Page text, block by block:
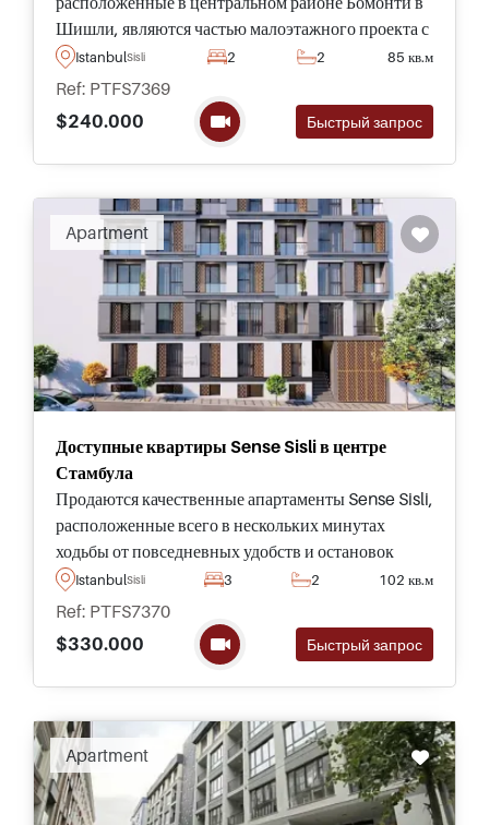
Шишли, являются частью малоэтажного проекта с
социальными объектами внутри и окружены
повседневными удобствами, транспортом и
развлечениями.
IstanbulSisli 2 2 85 кв.м
Ref: PTFS7369
$240.000
Быстрый запрос
Apartment
Доступные квартиры Sense Sisli в центре
Стамбула
Продаются качественные апартаменты Sense Sisli,
расположенные всего в нескольких минутах
ходьбы от повседневных удобств и остановок
общественного транспорта, в районе Бомонти в
Стамбуле, готовы для инвестиций и
краткосрочной сдачи в аренду.
IstanbulSisli 3 2 102 кв.м
Ref: PTFS7370
$330.000
Быстрый запрос
Apartment